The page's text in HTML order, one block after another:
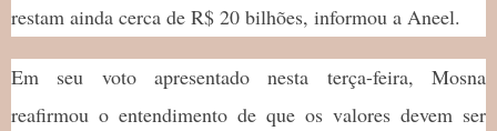
restam ainda cerca de R$ 20 bilhões, informou a Aneel.
Em seu voto apresentado nesta terça-feira, Mosna
reafirmou o entendimento de que os valores devem ser